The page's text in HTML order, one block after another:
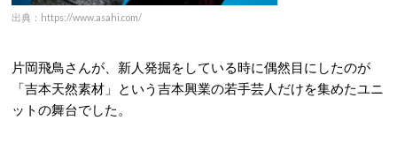
出典：https://www.asahi.com/
片岡飛鳥さんが、新人発掘をしている時に偶然目にしたのが
「吉本天然素材」という吉本興業の若手芸人だけを集めたユニ
ットの舞台でした。